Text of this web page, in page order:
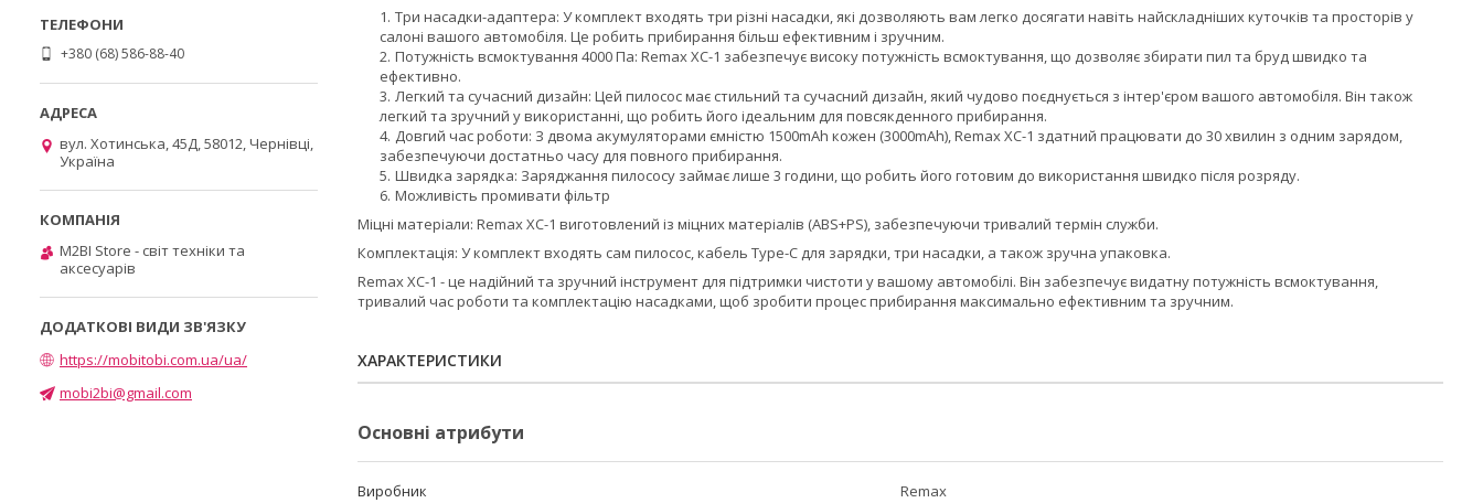
Три насадки-адаптера: У комплект входять три різні насадки, які дозволяють вам легко досягати навіть найскладніших куточків та просторів у
салоні вашого автомобіля. Це робить прибирання більш ефективним і зручним.
Потужність всмоктування 4000 Па: Remax XC-1 забезпечує високу потужність всмоктування, що дозволяє збирати пил та бруд швидко та
ефективно.
Легкий та сучасний дизайн: Цей пилосос має стильний та сучасний дизайн, який чудово поєднується з інтер'єром вашого автомобіля. Він також
легкий та зручний у використанні, що робить його ідеальним для повсякденного прибирання.
Довгий час роботи: З двома акумуляторами ємністю 1500mAh кожен (3000mAh), Remax XC-1 здатний працювати до 30 хвилин з одним зарядом,
забезпечуючи достатньо часу для повного прибирання.
Швидка зарядка: Заряджання пилососу займає лише 3 години, що робить його готовим до використання швидко після розряду.
Можливість промивати фільтр
Міцні матеріали: Remax XC-1 виготовлений із міцних матеріалів (ABS+PS), забезпечуючи тривалий термін служби.
Комплектація: У комплект входять сам пилосос, кабель Type-C для зарядки, три насадки, а також зручна упаковка.
Remax XC-1 - це надійний та зручний інструмент для підтримки чистоти у вашому автомобілі. Він забезпечує видатну потужність всмоктування,
тривалий час роботи та комплектацію насадками, щоб зробити процес прибирання максимально ефективним та зручним.
ХАРАКТЕРИСТИКИ
Основні атрибути
Виробник Remax
+380 (68) 586-88-40
вул. Хотинська, 45Д, 58012, Чернівці,
Україна
M2BI Store - світ техніки та
аксесуарів
https://mobitobi.com.ua/ua/
mobi2bi@gmail.com